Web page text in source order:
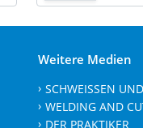
Weitere Medien
SCHWEISSEN
WELDING AND
DER PRAKTIKER